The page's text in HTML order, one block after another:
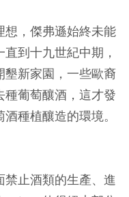
想，傑弗遜始終未能
到十九世紀中期，
墾新家園，一些歐裔
葡萄釀酒，這才發
種植釀造的環境。
止酒類的生產、進